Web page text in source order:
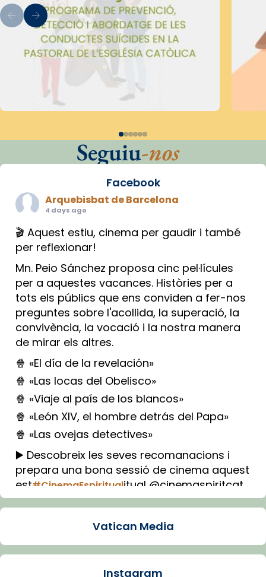
Seguiu-nos
Facebook
Arquebisbat de Barcelona
4 days ago
🎬 Aquest estiu, cinema per gaudir i també
per reflexionar!
Mn. Peio Sánchez proposa cinc pel·lícules
per a aquestes vacances. Històries per a
tots els públics que ens conviden a fer-nos
preguntes sobre l'acollida, la superació, la
convivència, la vocació i la nostra manera
de mirar els altres.
🍿 «El día de la revelación»
🍿 «Las locas del Obelisco»
🍿 «Viaje al país de los blancos»
🍿 «León XIV, el hombre detrás del Papa»
🍿 «Las ovejas detectives»
▶️ Descobreix les seves recomanacions i
prepara una bona sessió de cinema aquest
est#CinemaEspiritualitual @cinemaspiritcat
Imatge: Generada amb IA (OpenAI)
Vatican Media
Instagram